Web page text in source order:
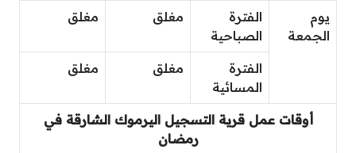
يوم
الجمعة
الفترة
الصباحية
مغلق مغلق
الفترة
المسائية
مغلق مغلق
أوقات عمل قرية التسجيل اليرموك الشارقة في
رمضان